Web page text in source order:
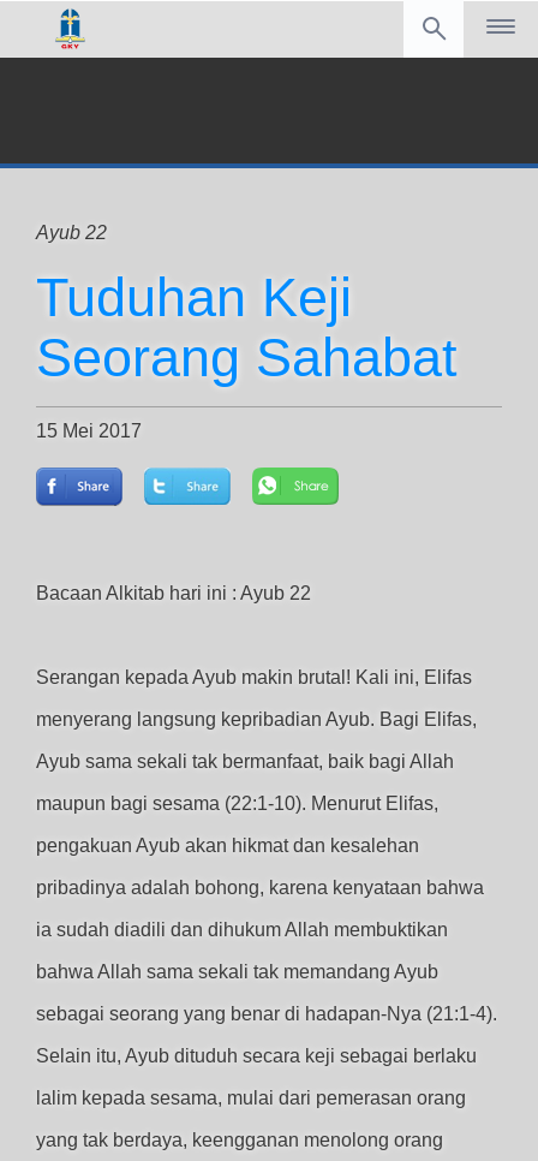
Ayub 22
Tuduhan Keji
Seorang Sahabat
15 Mei 2017
Bacaan Alkitab hari ini : Ayub 22
Serangan kepada Ayub makin brutal! Kali ini, Elifas
menyerang langsung kepribadian Ayub. Bagi Elifas,
Ayub sama sekali tak bermanfaat, baik bagi Allah
maupun bagi sesama (22:1-10). Menurut Elifas,
pengakuan Ayub akan hikmat dan kesalehan
pribadinya adalah bohong, karena kenyataan bahwa
ia sudah diadili dan dihukum Allah membuktikan
bahwa Allah sama sekali tak memandang Ayub
sebagai seorang yang benar di hadapan-Nya (21:1-4).
Selain itu, Ayub dituduh secara keji sebagai berlaku
lalim kepada sesama, mulai dari pemerasan orang
yang tak berdaya, keengganan menolong orang